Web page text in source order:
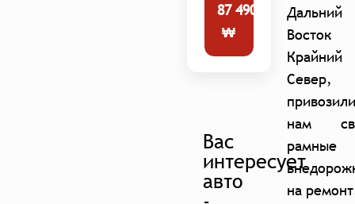
87 490 000
₩
Вас
интересует
авто
Дальний
Крайний
Север,
нам
рамные
на